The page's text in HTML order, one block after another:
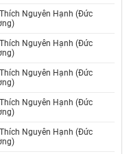
Nguyên Hạnh (Đức
Nguyên Hạnh (Đức
Nguyên Hạnh (Đức
Nguyên Hạnh (Đức
Nguyên Hạnh (Đức